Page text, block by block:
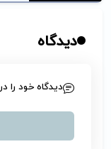
دیدگاه
دیدگاه خود را